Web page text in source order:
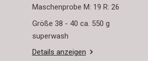
Maschenprobe M: 19 R: 26
Größe 38 - 40 ca. 550 g
superwash
Details anzeigen